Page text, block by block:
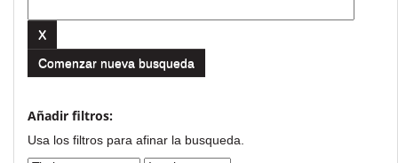
Comenzar nueva busqueda
Añadir filtros:
Usa los filtros para afinar la busqueda.